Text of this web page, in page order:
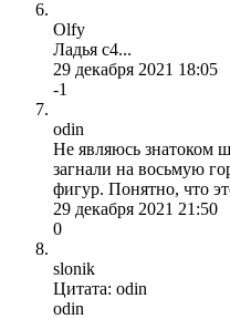
Olfy
Ладья с4...
29 декабря 2021 18:05
-1
odin
Не являюсь знатоком
загнали на восьмую
фигур. Понятно, что
29 декабря 2021 21:50
0
slonik
Цитата: odin
odin